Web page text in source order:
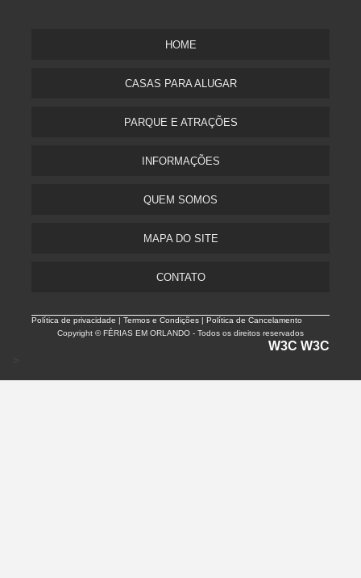
HOME
CASAS PARA ALUGAR
PARQUE E ATRAÇÕES
INFORMAÇÕES
QUEM SOMOS
MAPA DO SITE
CONTATO
Política de privacidade |Termos e Condições | Política de Cancelamento
Copyright © FÉRIAS EM ORLANDO - Todos os direitos reservados
W3C W3C